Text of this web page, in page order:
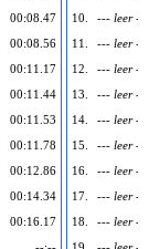
00:08.47
00:08.56
00:11.17
00:11.44
00:11.53
00:11.78
00:12.86
00:14.34
00:16.17
10.
--- leer ---
11.
--- leer ---
12.
--- leer ---
13.
--- leer ---
14.
--- leer ---
15.
--- leer ---
16.
--- leer ---
17.
--- leer ---
18.
--- leer ---